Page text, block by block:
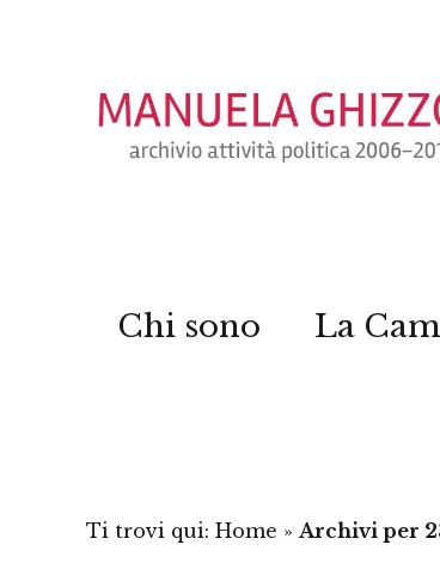
Chi sono La
Ti trovi qui: Home » Archivi per